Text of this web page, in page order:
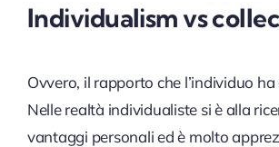
Individualism vs
Ovvero, il rapporto che l’individuo
Nelle realtà individualiste si è alla
vantaggi personali ed è molto